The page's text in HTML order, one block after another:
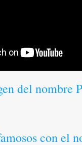
del nombre
con el